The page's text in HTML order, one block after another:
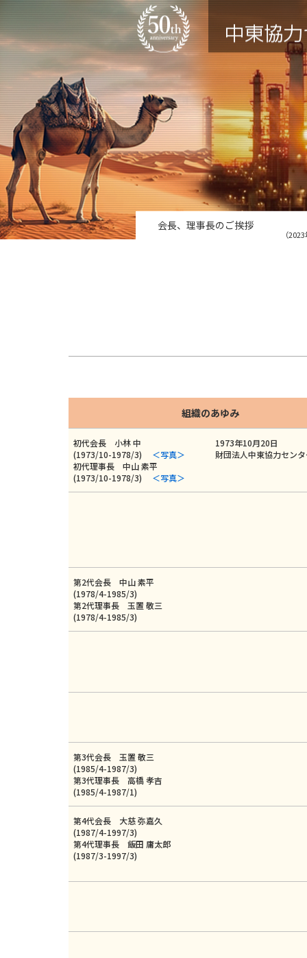
会長、理事長のご挨拶
（
組織のあゆみ
初代会長 小林 中
(1973/10-1978/3) ＜写真＞
初代理事長 中山 素平
(1973/10-1978/3) ＜写真＞
1973年10月20日
財団法人中東協力セン
第2代会長 中山 素平
(1978/4-1985/3)
第2代理事長 玉置 敬三
(1978/4-1985/3)
第3代会長 玉置 敬三
(1985/4-1987/3)
第3代理事長 高橋 孝吉
(1985/4-1987/1)
第4代会長 大慈 弥嘉久
(1987/4-1997/3)
第4代理事長 飯田 庸太郎
(1987/3-1997/3)